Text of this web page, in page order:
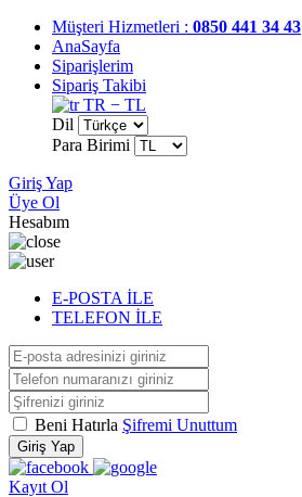
Müşteri Hizmetleri : 0850 441 34 43
AnaSayfa
Siparişlerim
Sipariş Takibi
TR − TL
Dil
Para Birimi
Giriş Yap
Üye Ol
Hesabım
E-POSTA İLE
TELEFON İLE
Beni Hatırla Şifremi Unuttum
Giriş Yap
Kayıt Ol